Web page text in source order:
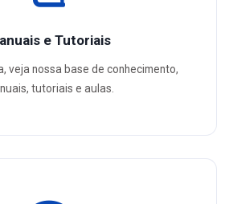
e Tutoriais
veja nossa base de conhecimento,
tutoriais e aulas.